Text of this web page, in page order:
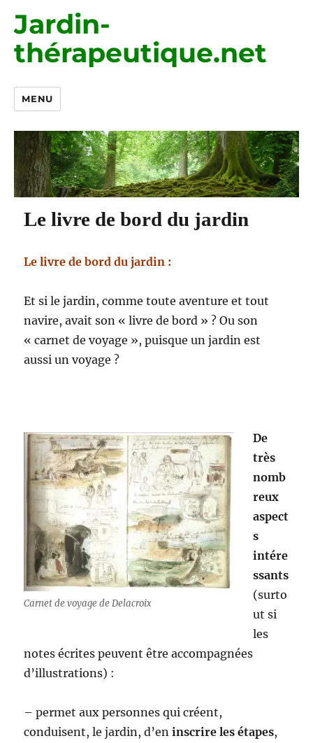
Jardin-
thérapeutique.net
MENU
Le livre de bord du jardin
Le livre de bord du jardin :
Et si le jardin, comme toute aventure et tout
navire, avait son « livre de bord » ? Ou son
« carnet de voyage », puisque un jardin est
aussi un voyage ?
Carnet de voyage de Delacroix
De
très
nomb
reux
aspect
s
intére
ssants
(surto
ut si
les
notes écrites peuvent être accompagnées
d’illustrations) :
– permet aux personnes qui créent,
conduisent, le jardin, d’eninscrire les étapes,